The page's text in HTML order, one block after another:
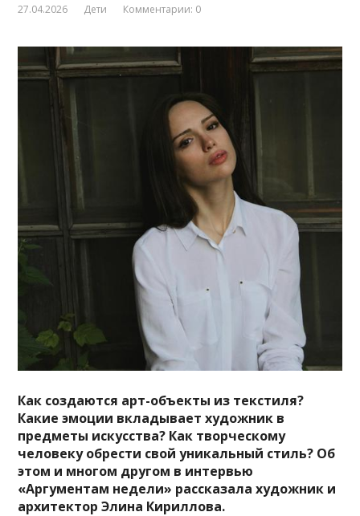
27.04.2026 Дети Комментарии: 0
Как создаются арт-объекты из текстиля?
Какие эмоции вкладывает художник в
предметы искусства? Как творческому
человеку обрести свой уникальный стиль? Об
этом и многом другом в интервью
«Аргументам недели» рассказала художник и
архитектор Элина Кириллова.